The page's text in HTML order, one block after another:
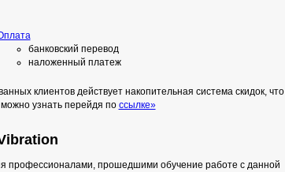
банковский перевод
наложенный платеж
клиентов действует накопительная система скидок, что
узнать перейдя по ссылке»
профессионалами, прошедшими обучение работе с данной